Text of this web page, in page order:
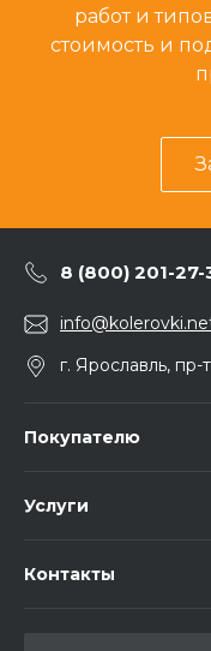
работ и
стоимость и
8 (800) 201-27-
г. Ярославль,
Покупателю
Услуги
Контакты